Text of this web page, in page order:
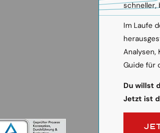
schneller,
Im Laufe
Analysen,
Guide für
Du willst
Jetzt ist